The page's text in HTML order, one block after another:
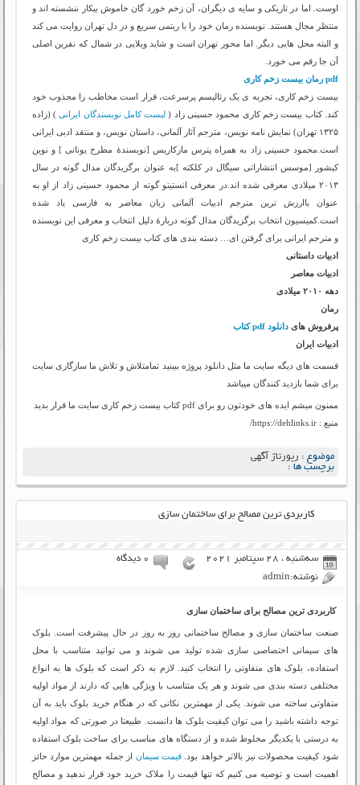
اوست. اما در تاریکی و سایه ‏ی دیگران، آن زخم خورد گان خاموش بی‏کار ننشسته اند و
منتظر مجال هستند. نویسنده رمان خود را با ریتمی سریع و در دل تهران روایت می کند
و البته محل هایی دیگر. اما محور تهران است و شاید ویلایی در شمال که نفرین اصلی
آن جا رقم می خورد.
pdf رمان بیست زخم کاری
بیست زخم کاری، تجربه ی یک رئالیسم پرسرعت، قرار است مخاطب را مجذوب خود
کند. کتاب بیست زخم کاری محمود حسینی زاد ( لیست کامل نویسندگان ایرانی) (زاده
۱۳۲۵ تهران) نمایش نامه نویس، مترجم آثار آلمانی، داستان نویس، و منتقد ادبی ایرانی
است.محمود حسینی زاد به همراه پترس مارکاریس [نویسندهٔ مطرح یونانی ] و نوین
کیشور [موسس انتشاراتی سیگال در کلکته ]به عنوان برگزیدگان مدال گوته در سال
۲۰۱۳ میلادی معرفی شده اند.در معرفی انستیتو گوته از محمود حسینی زاد از او به
عنوان باارزش ترین مترجم ادبیات آلمانی زبان معاصر به فارسی یاد شده
است.کمیسیون انتخاب برگزیدگان مدال گوته دربارهٔ دلیل انتخاب و معرفی این نویسنده
و مترجم ایرانی برای گرفتن ای… دسته بندی های کتاب بیست زخم کاری
ادبیات داستانی
ادبیات معاصر
دهه ۲۰۱۰ میلادی
رمان
پرفروش هایدانلود pdf کتاب
ادبیات ایران
قسمت های دیگه سایت ما مثل دانلود پروژه ببینید تمامتلاش و تلاش ما سازگاری سایت
برای شما بازدید کنندگان میباشد
ممنون میشم ایده های خودتون رو برای pdf کتاب بیست زخم کاری سایت ما قرار بدید
منبع : https://dehlinks.ir/
موضوع : رپورتاژ آگهی
برچسب ها :
کاربردی ترین مصالح برای ساختمان سازی
سه‌شنبه ، 28 سپتامبر 2021
۰ دیدگاه
نوشته:admin
کاربردی ترین مصالح برای ساختمان سازی
صنعت ساختمان سازی و مصالح ساختمانی روز به روز در حال پیشرفت است. بلوک
های سیمانی اختصاصی سازی شده تولید می شوند و می توانید متناسب با محل
استفاده، بلوک های متفاوتی را انتخاب کنید. لازم به ذکر است که بلوک ها به انواع
مختلفی دسته بندی می شوند و هر یک متناسب با ویژگی هایی که دارند از مواد اولیه
متفاوتی ساخته می شوند. یکی از مهمترین نکاتی که در هنگام خرید بلوک باید به آن
توجه داشته باشید را می توان کیفیت بلوک ها دانست. طبیعتا در صورتی که مواد اولیه
به درستی با یکدیگر مخلوط شده و از دستگاه های مناسب برای ساخت بلوک استفاده
شود کیفیت محصولات نیز بالاتر خواهد بود. قیمت سیمان از جمله مهمترین موارد حائز
اهمیت است و توصیه می کنیم که تنها قیمت را ملاک خرید خود قرار ندهید و مصالح